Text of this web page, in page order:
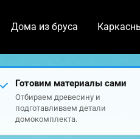
Дома из бруса
Готовим материалы сами
Отбираем древесину и
подготавливаем детали
домокомплекта.